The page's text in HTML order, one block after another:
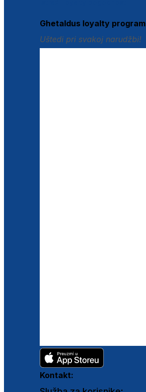
Ghetaldus loyalty program
Uštedi pri svakoj narudžbi!
Kontakt: